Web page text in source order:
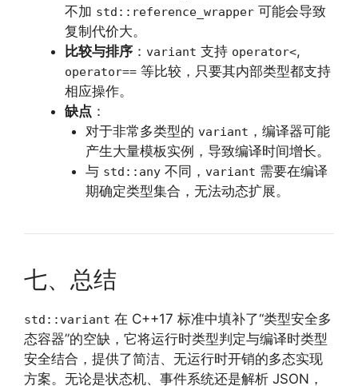
不加 std::reference_wrapper 可能会导致
复制代价大。
比较与排序 ： variant 支持 operator<,
operator== 等比较，只要其内部类型都支持
相应操作。
缺点 ：
对于非常多类型的 variant ，编译器可能
产生大量模板实例，导致编译时间增长。
与 std::any不同， variant 需要在编译
期确定类型集合，无法动态扩展。
七、总结
std::variant 在 C++17 标准中填补了“类型安全多
态容器”的空缺，它将运行时类型判定与编译时类型
安全结合，提供了简洁、无运行时开销的多态实现
方案。无论是状态机、事件系统还是解析 JSON，